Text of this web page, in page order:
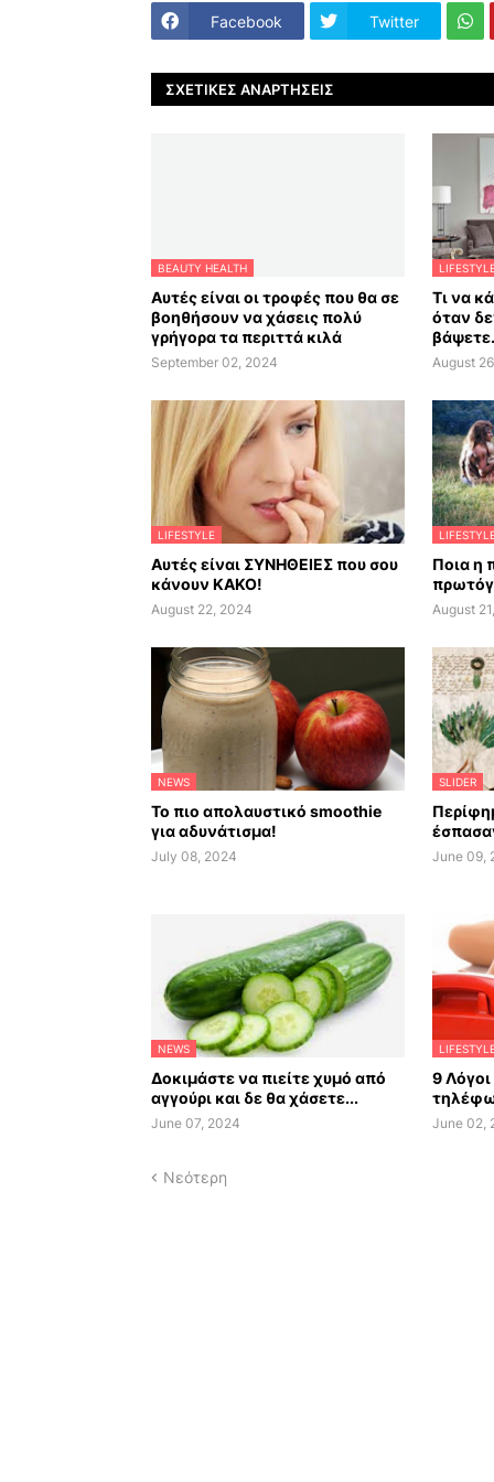
Facebook Twitter
ΣΧΕΤΙΚΈΣ ΑΝΑΡΤΉΣΕΙΣ
BEAUTY HEALTH
Αυτές είναι οι τροφές που θα σε
βοηθήσουν να χάσεις πολύ
γρήγορα τα περιττά κιλά
September 02, 2024
LIFESTYLE
Τι να
όταν
August
LIFESTYLE
Αυτές είναι ΣΥΝΗΘΕΙΕΣ που σου
κάνουν ΚΑΚΟ!
August 22, 2024
LIFESTYLE
Ποια η
August
NEWS
Το πιο απολαυστικό smoothie
για αδυνάτισμα!
July 08, 2024
SLIDER
June 09,
NEWS
Δοκιμάστε να πιείτε χυμό από
αγγούρι και δε θα χάσετε...
June 07, 2024
LIFESTYLE
9 Λόγοι
June 02,
Νεότερη